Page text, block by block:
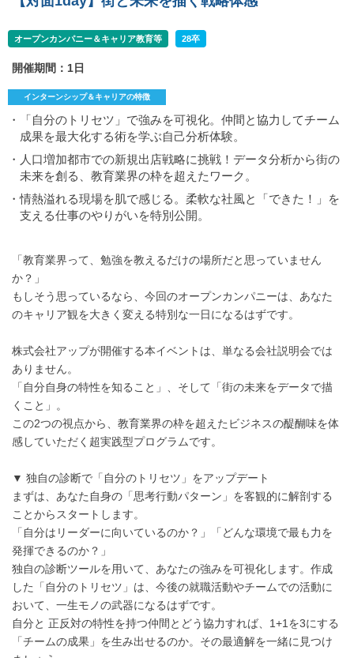
オープンカンパニー＆キャリア教育等 28卒
開催期間：1日
インターンシップ＆キャリアの特徴
・「自分のトリセツ」で強みを可視化。仲間と協力してチーム
成果を最大化する術を学ぶ自己分析体験。
・人口増加都市での新規出店戦略に挑戦！データ分析から街の
未来を創る、教育業界の枠を超えたワーク。
・情熱溢れる現場を肌で感じる。柔軟な社風と「できた！」を
支える仕事のやりがいを特別公開。
「教育業界って、勉強を教えるだけの場所だと思っていません
か？」
もしそう思っているなら、今回のオープンカンパニーは、あなた
のキャリア観を大きく変える特別な一日になるはずです。
株式会社アップが開催する本イベントは、単なる会社説明会では
ありません。
「自分自身の特性を知ること」、そして「街の未来をデータで描
くこと」。
この2つの視点から、教育業界の枠を超えたビジネスの醍醐味を体
感していただく超実践型プログラムです。
▼ 独自の診断で「自分のトリセツ」をアップデート
まずは、あなた自身の「思考行動パターン」を客観的に解剖する
ことからスタートします。
「自分はリーダーに向いているのか？」「どんな環境で最も力を
発揮できるのか？」
独自の診断ツールを用いて、あなたの強みを可視化します。作成
した「自分のトリセツ」は、今後の就職活動やチームでの活動に
おいて、一生モノの武器になるはずです。
自分と 正反対の特性を持つ仲間とどう協力すれば、1+1を3にする
「チームの成果」を生み出せるのか。その最適解を一緒に見つけ